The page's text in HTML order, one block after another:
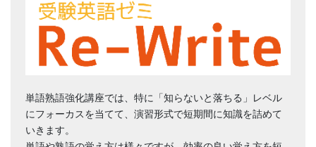
単語熟語強化講座では、特に「知らないと落ちる」レベル
にフォーカスを当てて、演習形式で短期間に知識を詰めて
いきます。